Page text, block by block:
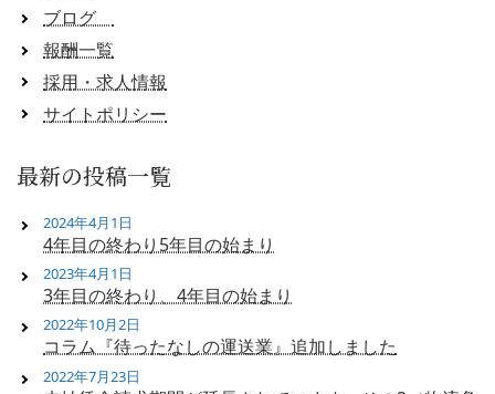
ブログ
報酬一覧
採用・求人情報
サイトポリシー
最新の投稿一覧
4年目の終わり5年目の始まり
2024年4月1日
3年目の終わり、4年目の始まり
2023年4月1日
コラム『待ったなしの運送業』追加しました
2022年10月2日
2022年7月23日